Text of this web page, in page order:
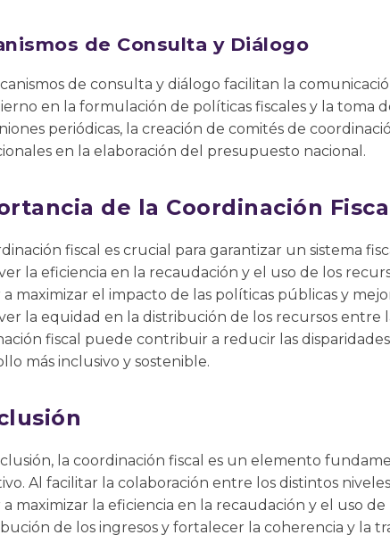
de Consulta y Diálogo
de consulta y diálogo facilitan la
en la formulación de políticas fiscales y la toma
periódicas, la creación de comités de
en la elaboración del presupuesto nacional.
de la Coordinación
fiscal es crucial para garantizar un sistema
la eficiencia en la recaudación y el uso de los
maximizar el impacto de las políticas públicas y
la equidad en la distribución de los recursos entre
fiscal puede contribuir a reducir las
más inclusivo y sostenible.
la coordinación fiscal es un elemento
Al facilitar la colaboración entre los distintos
maximizar la eficiencia en la recaudación y el uso
de los ingresos y fortalecer la coherencia y la